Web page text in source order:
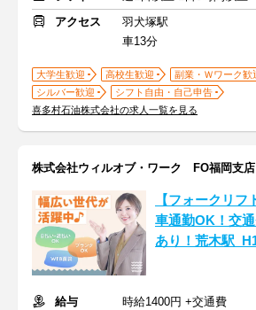
アクセス
羽犬塚駅
車13分
大学生歓迎 高校生歓迎
副業・Ｗワーク歓
シルバー歓迎
シフト自由・自己申告
喜多村石油株式会社の求人一覧を見る
株式会社ウィルオブ・ワーク FO福岡支店
【フォークリ
車通勤OK！交
あり！荒木駅
給与
時給1400円 +交通費